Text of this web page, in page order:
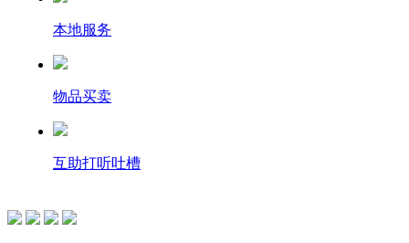
本地服务
物品买卖
互助打听吐槽